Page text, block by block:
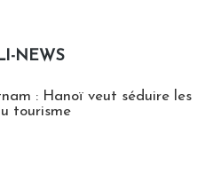
NEWS
: Hanoï veut séduire les
tourisme